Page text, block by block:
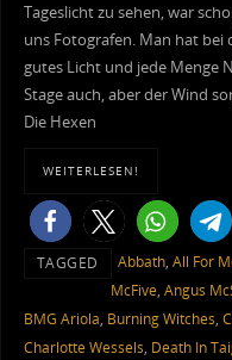
Tageslicht zu sehen, war
uns Fotografen. Man hat bei
gutes Licht und jede Menge
Stage auch, aber der Wind
Die Hexen
WEITERLESEN!
TAGGED Abbath, All For
McFive, Angus
BMG Ariola, Burning Witches,
Charlotte Wessels, Death In